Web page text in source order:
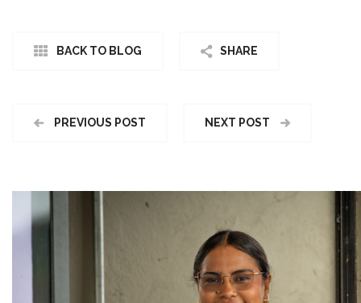
BACK TO BLOG SHARE
PREVIOUS POST NEXT POST